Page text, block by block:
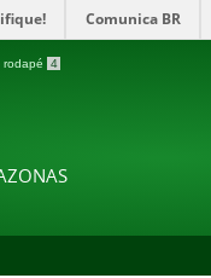
Comunica BR
rodapé 4